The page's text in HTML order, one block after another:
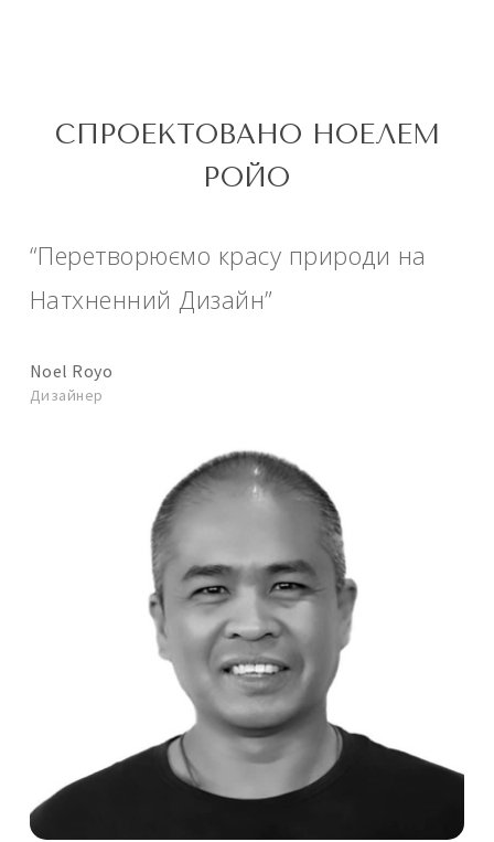
СПРОЕКТОВАНО НОЕЛЕМ
РОЙО
“Перетворюємо красу природи на
Натхненний Дизайн”
Noel Royo
Дизайнер